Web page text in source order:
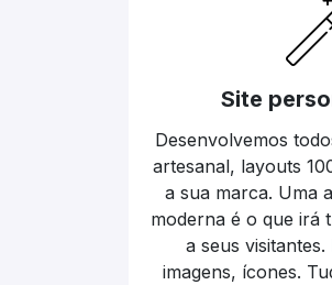
Site
Desenvolvemos
artesanal, layouts
a sua marca. Uma
moderna é o que irá
a seus
imagens, ícones.